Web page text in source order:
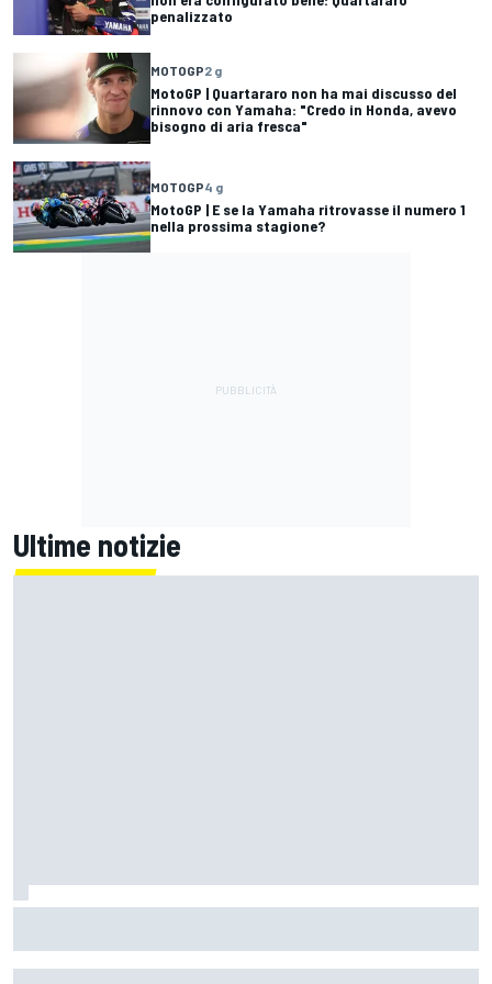
penalizzato
MOTOGP2 g
MotoGP | Quartararo non ha mai discusso del
rinnovo con Yamaha: "Credo in Honda, avevo
bisogno di aria fresca"
MOTOGP4 g
MotoGP | E se la Yamaha ritrovasse il numero 1
nella prossima stagione?
Ultime notizie